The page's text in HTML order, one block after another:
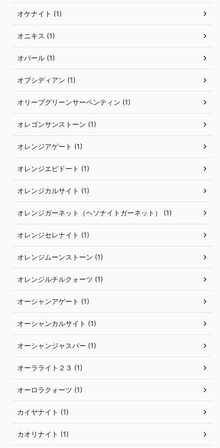
オケナイト (1)
オニキス (1)
オパール (1)
オブシディアン (1)
オリーブグリーンサーペンティン (1)
オレゴンサンストーン (1)
オレンジアゲート (1)
オレンジエピドート (1)
オレンジカルサイト (1)
オレンジガーネット（ヘソナイトガーネット） (1)
オレンジセレナイト (1)
オレンジムーンストーン (1)
オレンジルチルクォーツ (1)
オーシャンアゲート (1)
オーシャンカルサイト (1)
オーシャンジャスパー (1)
オーラライト２３ (1)
オーロラクォーツ (1)
カイヤナイト (1)
カオリナイト (1)